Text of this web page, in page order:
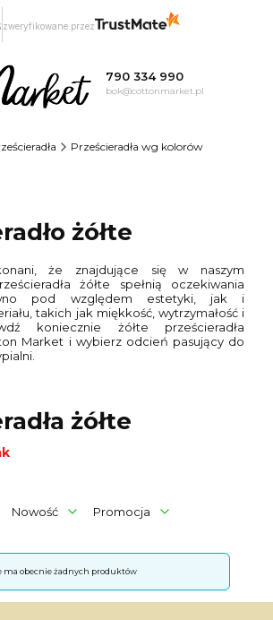
790 334 990
bok@cottonmarket.pl
Prześcieradła wg kolorów
żółte
że znajdujące się w naszym
żółte spełnią oczekiwania
pod względem estetyki, jak i
takich jak miękkość, wytrzymałość i
koniecznie żółte prześcieradła
Market i wybierz odcień pasujący do
żółte
Nowość Promocja
ma obecnie żadnych produktów
zweryfikowane przez